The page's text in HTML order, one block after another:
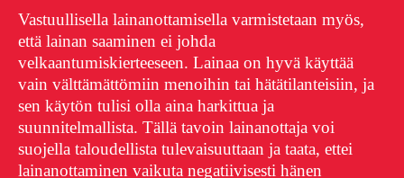
Vastuullisella lainanottamisella varmistetaan myös,
että lainan saaminen ei johda
velkaantumiskierteeseen. Lainaa on hyvä käyttää
vain välttämättömiin menoihin tai hätätilanteisiin, ja
sen käytön tulisi olla aina harkittua ja
suunnitelmallista. Tällä tavoin lainanottaja voi
suojella taloudellista tulevaisuuttaan ja taata, ettei
lainanottaminen vaikuta negatiivisesti hänen